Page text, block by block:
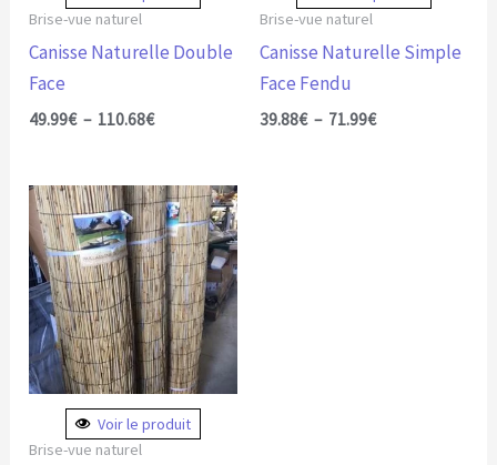
Brise-vue naturel
Canisse Naturelle Double
Face
49.99€ – 110.68€
être
choisies
sur
la
produit
Brise-vue naturel
Canisse Naturelle Simple
Face Fendu
39.88€ – 71.99€
être
choisies
sur
la
Voir le produit
Brise-vue naturel
Plage
de
prix :
65.60€
à
129.88€
Ce
produit
a
plusieurs
variations.
Les
options
peuvent
être